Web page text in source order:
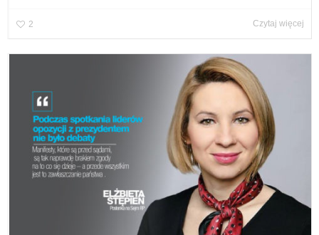
2 Czytaj więcej